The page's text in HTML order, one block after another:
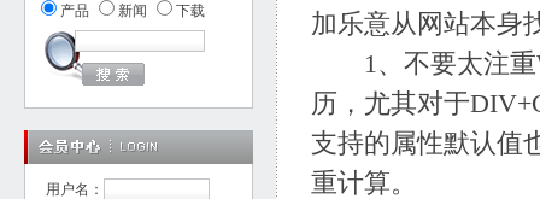
产品 新闻 下载
用户名：
加乐意从网站本身
1、不要太注重
历，尤其对于
支持的属性默认值
重计算。